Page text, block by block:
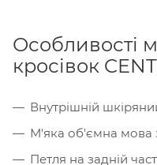
Особливості
кросівок
Внутрішній
М'яка об'ємна мова
Петля на задній